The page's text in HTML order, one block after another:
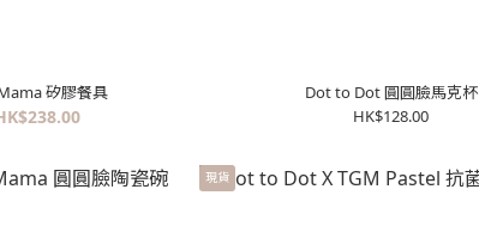
矽膠餐具
Dot to Dot 圓圓臉馬克杯
HK$128.00
現貨